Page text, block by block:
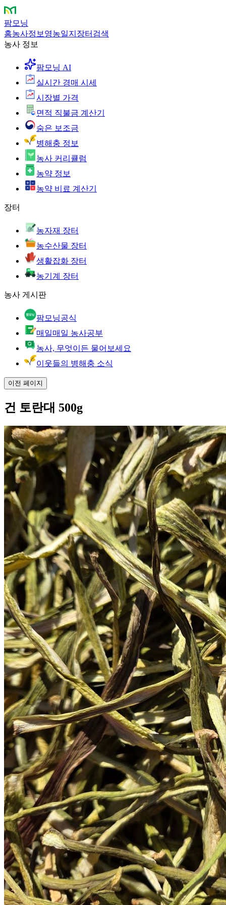
팜모닝
홈농사정보 영농일지 장터 검색
농사 정보
팜모닝 AI
실시간 경매 시세
시장별 가격
면적 직불금 계산기
숨은 보조금
병해충 정보
농사 커리큘럼
농약 정보
농약 비료 계산기
장터
농자재 장터
농수산물 장터
생활잡화 장터
농기계 장터
농사 게시판
팜모닝공식
매일매일 농사공부
농사, 무엇이든 물어보세요
이웃들의 병해충 소식
이전 페이지
건 토란대 500g